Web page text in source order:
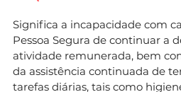
Significa a incapacidade com
Pessoa Segura de continuar a
atividade remunerada, bem
da assistência continuada de
tarefas diárias, tais como